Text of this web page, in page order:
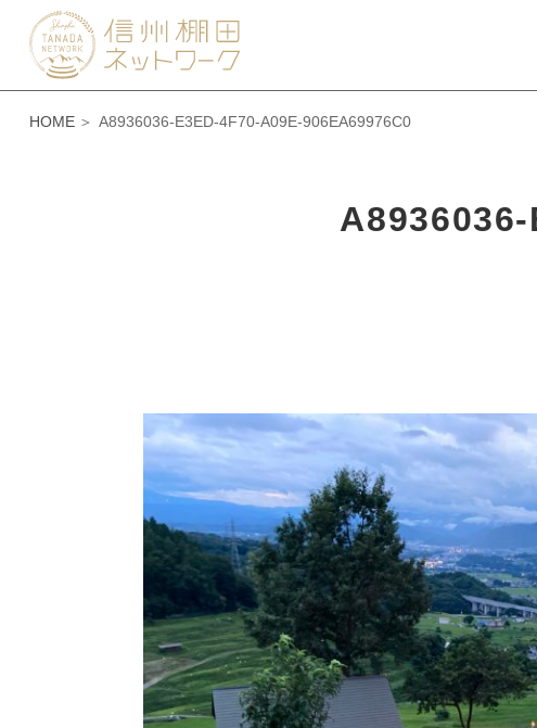
HOME A8936036-E3ED-4F70-A09E-906EA69976C0